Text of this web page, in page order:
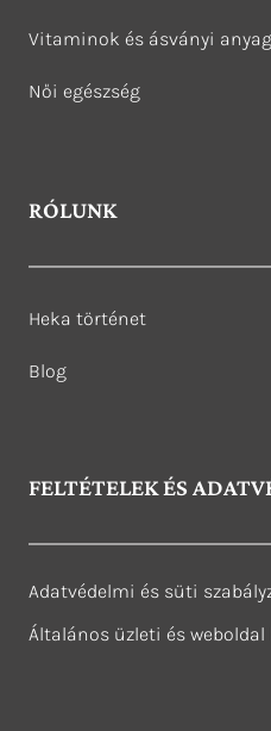
Vitaminok és ásványi
Női egészség
RÓLUNK
Heka történet
Blog
FELTÉTELEK ÉS
Adatvédelmi és süti
Általános üzleti és